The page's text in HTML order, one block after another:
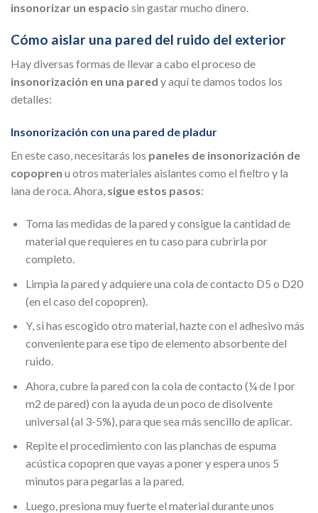
insonorizar un espacio sin gastar mucho dinero.
Cómo aislar una pared del ruido del exterior
Hay diversas formas de llevar a cabo el proceso de
insonorización en una pared y aquí te damos todos los
detalles:
Insonorización con una pared de pladur
En este caso, necesitarás los paneles de insonorización de
copopren u otros materiales aislantes como el fieltro y la
lana de roca. Ahora, sigue estos pasos:
Toma las medidas de la pared y consigue la cantidad de
material que requieres en tu caso para cubrirla por
completo.
Limpia la pared y adquiere una cola de contacto D5 o D20
(en el caso del copopren).
Y, si has escogido otro material, hazte con el adhesivo más
conveniente para ese tipo de elemento absorbente del
ruido.
Ahora, cubre la pared con la cola de contacto (¼ de l por
m2 de pared) con la ayuda de un poco de disolvente
universal (al 3-5%), para que sea más sencillo de aplicar.
Repite el procedimiento con las planchas de espuma
acústica copopren que vayas a poner y espera unos 5
minutos para pegarlas a la pared.
Luego, presiona muy fuerte el material durante unos